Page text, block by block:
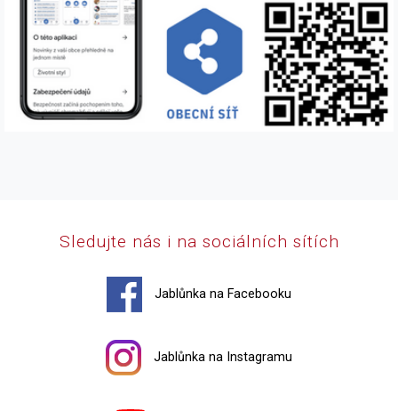
Sledujte nás i na sociálních sítích
Jablůnka na Facebooku
Jablůnka na Instagramu